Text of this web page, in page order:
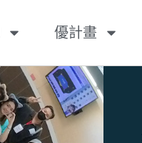
優計畫